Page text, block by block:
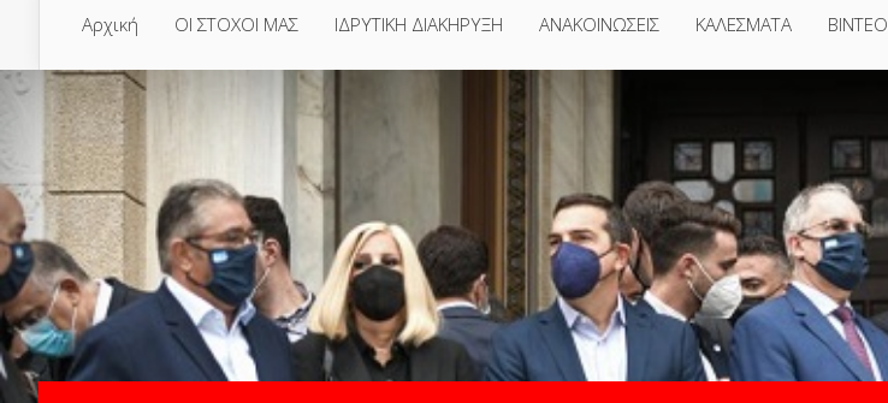
Αρχική ΟΙ ΣΤΟΧΟΙ ΜΑΣ ΙΔΡΥΤΙΚΗ ΔΙΑΚΗΡΥΞΗ ΑΝΑΚΟΙΝΩΣΕΙΣ ΚΑΛΕΣΜΑΤΑ ΒΙΝΤΕΟ